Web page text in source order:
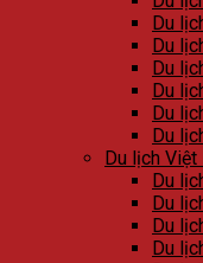
Du
Du
Du
Du
Du
Du
Du lịch Việt
Du
Du
Du
Du